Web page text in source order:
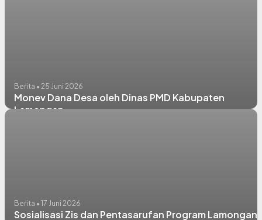
Berita • 25 Juni 2026
Monev Dana Desa oleh Dinas PMD Kabupaten
Lamongan
Berita • 17 Juni 2026
Sosialisasi Zis dan Pentasarufan Program Lamongan